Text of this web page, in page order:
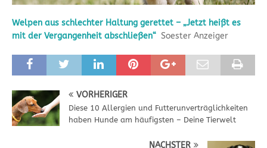
Welpen aus schlechter Haltung gerettet – „Jetzt heißt es
mit der Vergangenheit abschließen“ Soester Anzeiger
VORHERIGER
Diese 10 Allergien und Futterunverträglichkeiten
haben Hunde am häufigsten – Deine Tierwelt
NÄCHSTER